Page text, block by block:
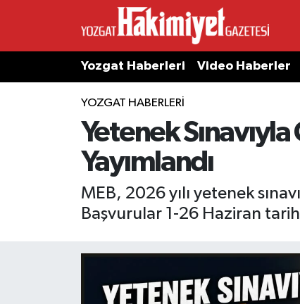
Yozgat Haberleri Video Haberler
YOZGAT HABERLERI
Yetenek
Yayımlandı
MEB, 2026 yılı yetenek
Başvurular 1-26 Haziran